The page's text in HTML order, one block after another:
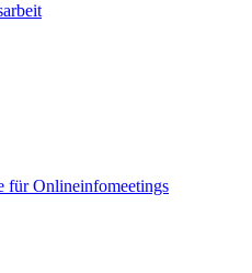
für Onlineinfomeetings